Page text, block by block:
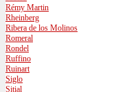
Rémy Martin
Rheinberg
Ribera de los Molinos
Romeral
Rondel
Ruffino
Ruinart
Siglo
Sitial